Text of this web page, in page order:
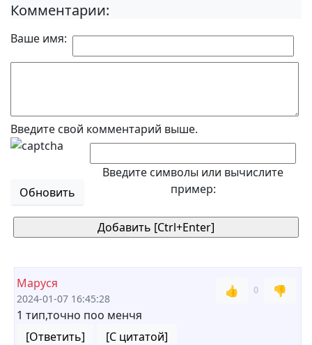
Комментарии:
Ваше имя:
Введите свой комментарий выше.
Обновить
Введите символы или вычислите
пример:
Маруся
2024-01-07 16:45:28
👍 0
👎
1 тип,точно поо менчя
[Ответить]
[С цитатой]